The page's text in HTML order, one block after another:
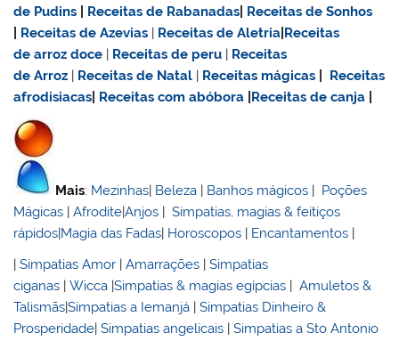
de Pudins
Receitas de Rabanadas
Receitas de Sonhos
Receitas de Azevias Receitas de Aletria Receitas
dearroz doce Receitas de peru
Receitas
de Arroz
Receitas de Natal Receitas mágicas
Receitas
afrodisiacas
Receitas com abóbora Receitas de canja
Mais: Mezinhas| Beleza | Banhos mágicos | Poções
Mágicas |Afrodite|Anjos |Simpatias, magias & feitiços
rápidos|Magia das Fadas| Horoscopos | Encantamentos |
|Simpatias Amor |Amarrações |Simpatias
ciganas |Wicca |Simpatias & magias egípcias |Amuletos &
Talismãs|Simpatias a Iemanjá |Simpatias Dinheiro &
Prosperidade|Simpatias angelicais |Simpatias a Sto Antonio